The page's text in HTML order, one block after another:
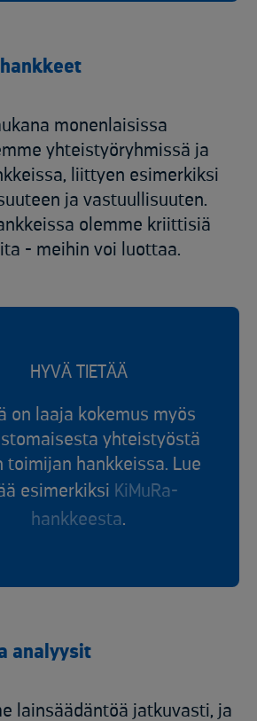
monenlaisissa
yhteistyöryhmissä ja
liittyen esimerkiksi
ja vastuullisuuten.
olemme kriittisiä
- meihin voi luottaa.
HYVÄ TIETÄÄ
on laaja kokemus myös
yhteistyöstä
toimijan hankkeissa. Lue
esimerkiksi KiMuRa-
hankkeesta.
analyysit
lainsäädäntöä jatkuvasti, ja